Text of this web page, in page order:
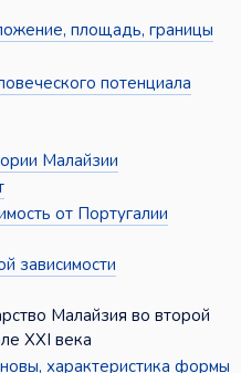
площадь, границы
потенциала
Малайзии
от Португалии
зависимости
Малайзия во второй
XXI века
характеристика формы